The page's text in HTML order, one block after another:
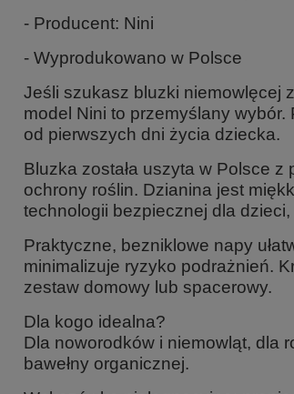
- Producent: Nini
- Wyprodukowano w Polsce
Jeśli szukasz bluzki niemowlęcej
model Nini to przemyślany wybór.
od pierwszych dni życia dziecka.
Bluzka została uszyta w Polsce z
ochrony roślin. Dzianina jest
technologii bezpiecznej dla
Praktyczne, bezniklowe napy
minimalizuje ryzyko podrażnień.
zestaw domowy lub spacerowy.
Dla kogo idealna?
Dla noworodków i niemowląt, dla
bawełny organicznej.